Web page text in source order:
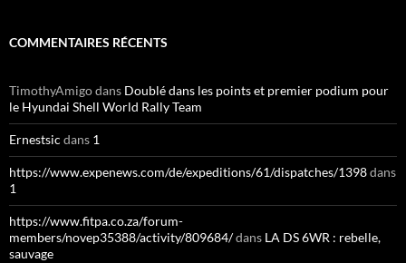
COMMENTAIRES RÉCENTS
TimothyAmigodans Doublé dans les points et premier podium pour
le Hyundai Shell World Rally Team
Ernestsic dans 1
https://www.expenews.com/de/expeditions/61/dispatches/1398dans
1
https://www.fitpa.co.za/forum-
members/novep35388/activity/809684/dans LA DS 6WR : rebelle,
sauvage